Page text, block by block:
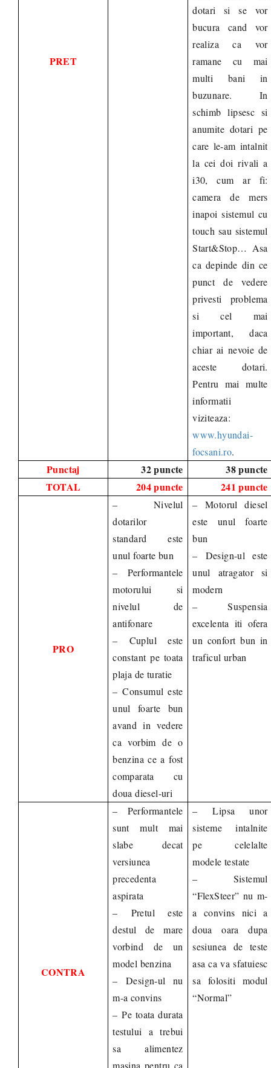
PRET
dotari si se vor
bucura cand vor
realiza ca vor
ramane cu mai
multi bani in
buzunare. In
schimb lipsesc si
anumite dotari pe
care le-am intalnit
la cei doi rivali a
i30, cum ar fi:
camera de mers
inapoi sistemul cu
touch sau sistemul
Start&Stop… Asa
ca depinde din ce
punct de vedere
privesti problema
si cel mai
important, daca
chiar ai nevoie de
aceste dotari.
Pentru mai multe
informatii
viziteaza:
www.hyundai-
focsani.ro.
Punctaj 32 puncte
38 puncte
TOTAL
204 puncte 241 puncte
PRO
– Nivelul
dotarilor
standard este
unul foarte bun
– Performantele
motorului si
nivelul de
antifonare
– Cuplul este
constant pe toata
plaja de turatie
– Consumul este
unul foarte bun
avand in vedere
ca vorbim de o
benzina ce a fost
comparata cu
doua diesel-uri
– Motorul diesel
este unul foarte
bun
– Design-ul este
unul atragator si
modern
– Suspensia
excelenta iti ofera
un confort bun in
traficul urban
CONTRA
– Performantele
sunt mult mai
slabe decat
versiunea
precedenta
aspirata
– Pretul este
destul de mare
vorbind de un
model benzina
– Design-ul nu
m-a convins
– Pe toata durata
testului a trebui
sa alimentez
masina pentru ca
– Lipsa unor
sisteme intalnite
pe celelalte
modele testate
– Sistemul
“FlexSteer” nu m-
a convins nici a
doua oara dupa
sesiunea de teste
asa ca va sfatuiesc
sa folositi modul
“Normal”